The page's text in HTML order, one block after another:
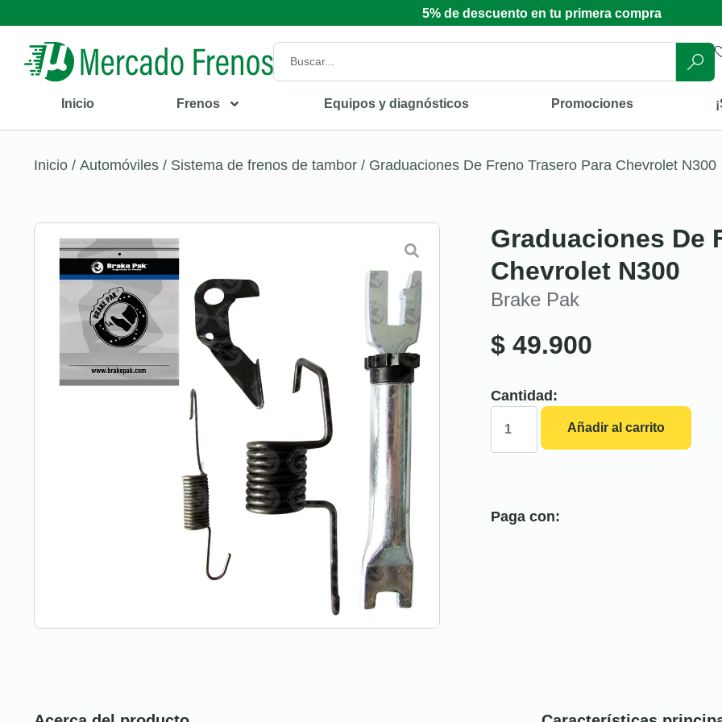
5% de descuento en tu primera compra
Inicio Frenos Equipos y diagnósticos Promociones
Inicio / Automóviles / Sistema de frenos de tambor / Graduaciones De Freno Trasero Para Chevrolet N300
Graduaciones De
Chevrolet N300
Brake Pak
$ 49.900
Cantidad:
Añadir al carrito
Paga con: